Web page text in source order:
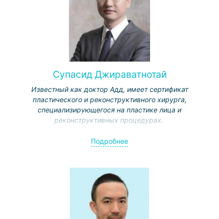
Супасид Джираватнотай
Известный как доктор Адд, имеет сертификат
пластического и реконструктивного хирурга,
специализирующегося на пластике лица и
реконструктивных процедурах.
Специализации:
Повторная ринопластика с аутологичной пересадкой
хряща
Подтяжка лица
Подтяжка шеи
Блефаропластика (подтяжка век)
Подробнее